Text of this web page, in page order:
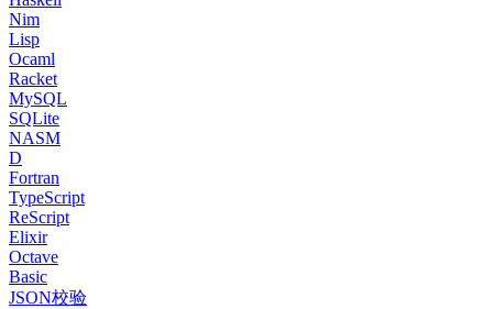
Nim
Lisp
Ocaml
Racket
MySQL
SQLite
NASM
D
Fortran
TypeScript
ReScript
Elixir
Octave
Basic
JSON校验